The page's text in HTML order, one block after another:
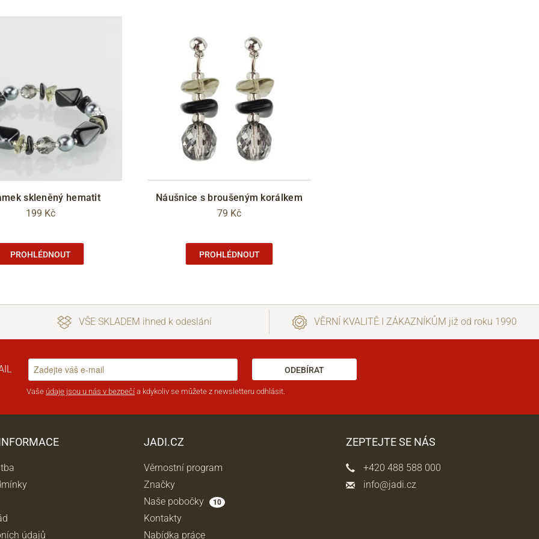
skleněný hematit
199 Kč
PROHLÉDNOUT
Náušnice s broušeným korálkem
79 Kč
PROHLÉDNOUT
VŠE SKLADEM ihned k odeslání VĚRNÍ KVALITĚ I ZÁKAZNÍKŮM již od roku 1990
ODEBÍRAT
Vaše údaje jsou u nás v bezpečí a kdykoliv se můžete z newsletteru odhlásit.
údajů
JADI.CZ
Věrnostní program
Značky
Naše pobočky
10
Kontakty
Nabídka práce
ZEPTEJTE SE NÁS
+420 488 588 000
info@jadi.cz